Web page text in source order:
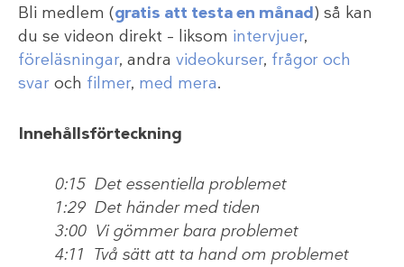
Bli medlem (gratis att testa en månad) så kan
du se videon direkt – liksom intervjuer,
föreläsningar, andra videokurser, frågor och
svar och filmer, med mera.
Innehållsförteckning
0:15 Det essentiella problemet
1:29 Det händer med tiden
3:00 Vi gömmer bara problemet
4:11 Två sätt att ta hand om problemet